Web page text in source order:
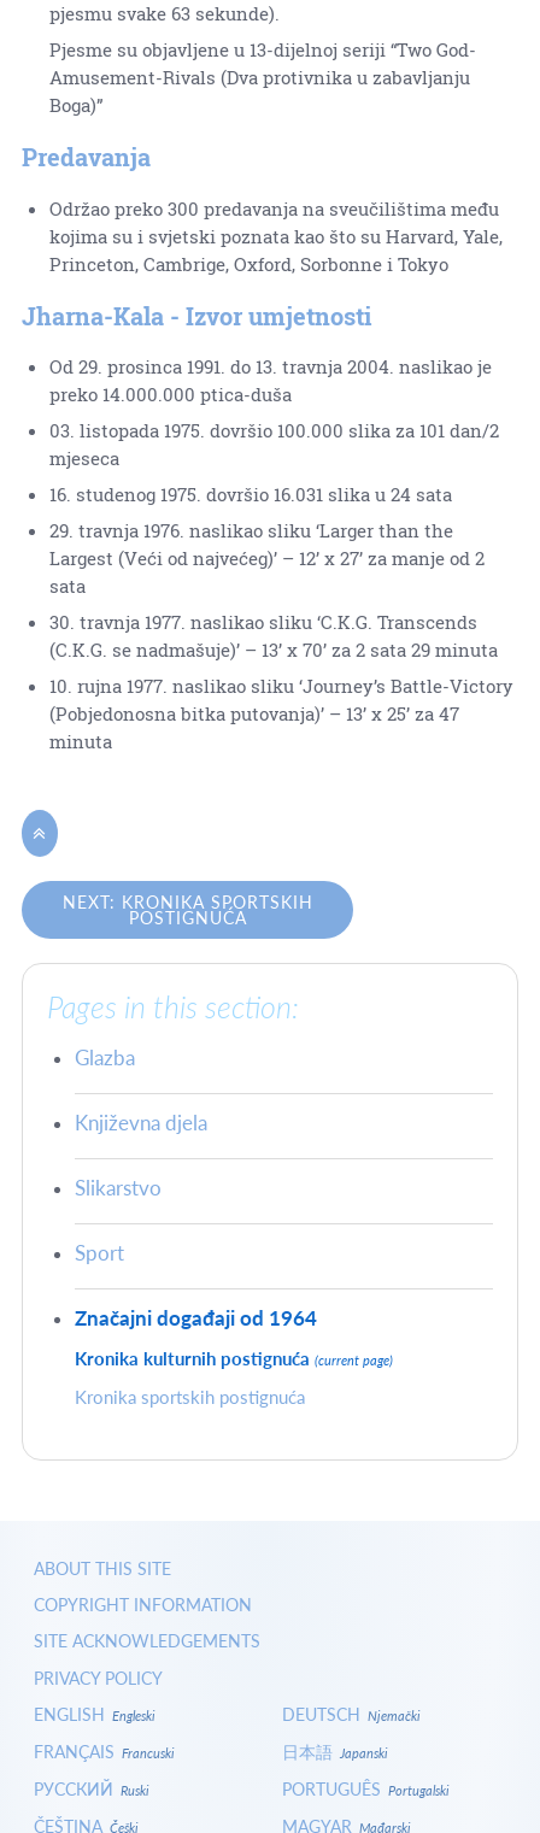
pjesmu svake 63 sekunde).
Pjesme su objavljene u 13-dijelnoj seriji “Two God-
Amusement-Rivals (Dva protivnika u zabavljanju
Boga)”
Predavanja
Održao preko 300 predavanja na sveučilištima među
kojima su i svjetski poznata kao što su Harvard, Yale,
Princeton, Cambrige, Oxford, Sorbonne i Tokyo
Jharna-Kala - Izvor umjetnosti
Od 29. prosinca 1991. do 13. travnja 2004. naslikao je
preko 14.000.000 ptica-duša
03. listopada 1975. dovršio 100.000 slika za 101 dan/2
mjeseca
16. studenog 1975. dovršio 16.031 slika u 24 sata
29. travnja 1976. naslikao sliku ‘Larger than the
Largest (Veći od najvećeg)’ – 12’ x 27’ za manje od 2
sata
30. travnja 1977. naslikao sliku ‘C.K.G. Transcends
(C.K.G. se nadmašuje)’ – 13’ x 70’ za 2 sata 29 minuta
10. rujna 1977. naslikao sliku ‘Journey’s Battle-Victory
(Pobjedonosna bitka putovanja)’ – 13’ x 25’ za 47
minuta

NEXT: KRONIKA SPORTSKIH
POSTIGNUĆA
Pages in this section:
Glazba
Književna djela
Slikarstvo
Sport
Značajni događaji od 1964
Kronika kulturnih postignuća (current page)
Kronika sportskih postignuća
ABOUT THIS SITE
COPYRIGHT INFORMATION
SITE ACKNOWLEDGEMENTS
PRIVACY POLICY
ENGLISH Engleski
FRANÇAIS Francuski
РУССКИЙ Ruski
ČEŠTINA Češki
DEUTSCH Njemački
日本語 Japanski
PORTUGUÊS Portugalski
MAGYAR Mađarski